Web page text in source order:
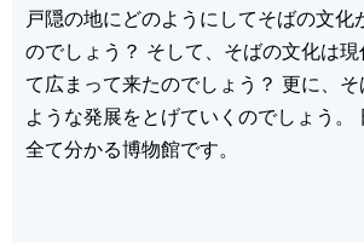
戸隠の地にどのようにしてそばの文化
のでしょう？ そして、そばの文化は
て広まって来たのでしょう？ 更に、そ
ような発展をとげていくのでしょう。
全て分かる博物館です。